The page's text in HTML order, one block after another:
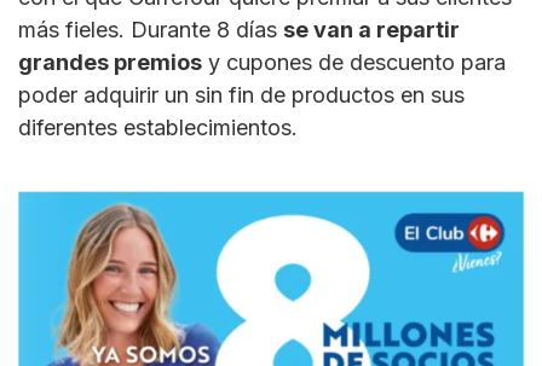
más fieles. Durante 8 días se van a repartir
grandes premios y cupones de descuento para
poder adquirir un sin fin de productos en sus
diferentes establecimientos.